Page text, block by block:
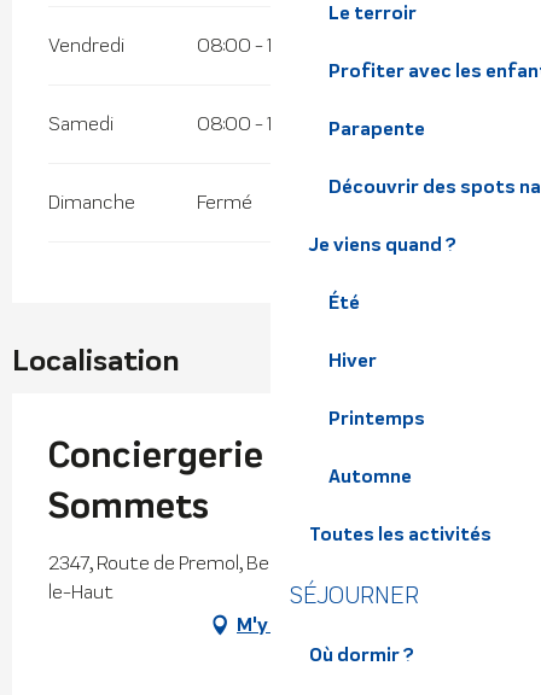
Le terroir
Profiter avec les
Parapente
Découvrir des spots
Je viens quand ?
Été
Hiver
Printemps
Automne
Toutes les activités
SÉJOURNER
Où dormir ?
Vendredi 08:00 - 19:00
Samedi 08:00 - 19:00
Dimanche Fermé
Localisation
Conciergerie Grenoble et
Sommets
2347, Route de Premol, Belmont, 38410 Vaulnaveys-
le-Haut
M'y rendre